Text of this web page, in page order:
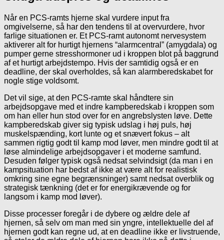
Når en PCS-ramts hjerne skal vurdere input fra
omgivelserne, så har den tendens til at overvurdere, hvor
farlige situationen er. Et PCS-ramt autonomt nervesystem
aktiverer alt for hurtigt hjernens “alarmcentral” (amygdala) og
pumper gerne stresshormoner ud i kroppen blot på baggrund
af et hurtigt arbejdstempo. Hvis der samtidig også er en
deadline, der skal overholdes, så kan alarmberedskabet for
nogle stige voldsomt.
Det vil sige, at den PCS-ramte skal håndtere sin
arbejdsopgave med et indre kampberedskab i kroppen som
om han eller hun stod over for en angrebslysten løve. Dette
kampberedskab giver sig typisk udslag i høj puls, høj
muskelspænding, kort lunte og et snævert fokus – alt
sammen rigtig godt til kamp mod løver, men mindre godt til at
løse almindelige arbejdsopgaver i et moderne samfund.
Desuden følger typisk også nedsat selvindsigt (da man i en
kampsituation har bedst af ikke at være alt for realistisk
omkring sine egne begrænsninger) samt nedsat overblik og
strategisk tænkning (det er for energikrævende og for
langsom i kamp mod løver).
Disse processer foregår i de dybere og ældre dele af
hjernen, så selv om man med sin yngre, intellektuelle del af
hjernen godt kan regne ud, at en deadline ikke er livstruende,